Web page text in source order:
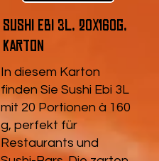
Sushi Ebi 3L, 20x160g,
Karton
In diesem Karton
finden Sie Sushi Ebi 3L
mit 20 Portionen à 160
g, perfekt für
Restaurants und